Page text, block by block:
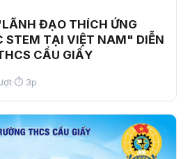
ĐẠO THÍCH ỨNG
STEM TẠI VIỆT NAM" DIỄN
CẦU GIẤY
·⏱ 3p